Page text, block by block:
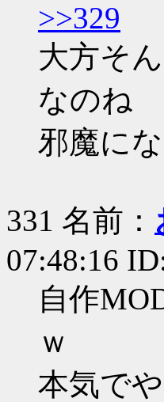
>>329
大方そ
なのね
邪魔に
331 名前：
07:48:16
自作
ｗ
本気で